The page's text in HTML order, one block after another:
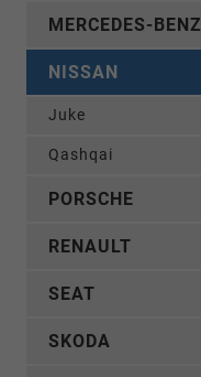
MERCEDES-BENZ
NISSAN
Juke
Qashqai
PORSCHE
RENAULT
SEAT
SKODA